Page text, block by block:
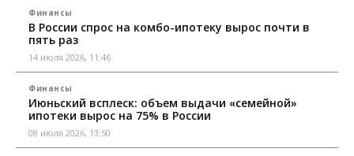
Финансы
В России спрос на комбо-ипотеку вырос почти в
пять раз
14 июля 2026, 11:46
Финансы
Июньский всплеск: объем выдачи «семейной»
ипотеки вырос на 75% в России
08 июля 2026, 13:50